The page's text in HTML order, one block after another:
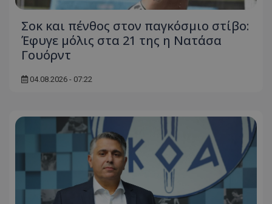
Σοκ και πένθος στον παγκόσμιο στίβο:
Έφυγε μόλις στα 21 της η Νατάσα
Γουόρντ
04.08.2026 - 07:22